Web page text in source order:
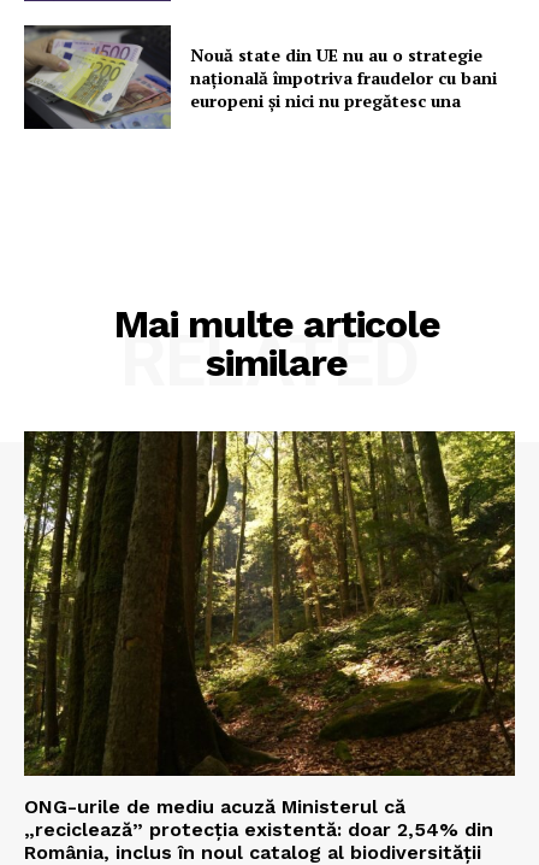
Nouă state din UE nu au o strategie
națională împotriva fraudelor cu bani
europeni și nici nu pregătesc una
Mai multe articole
similare
RELATED
ONG-urile de mediu acuză Ministerul că
„reciclează” protecția existentă: doar 2,54% din
România, inclus în noul catalog al biodiversității